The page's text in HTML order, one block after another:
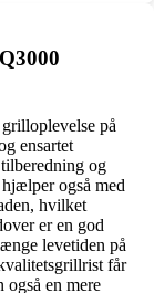
på
ensartet
og
også med
hvilket
er en god
levetiden på
får
også en mere